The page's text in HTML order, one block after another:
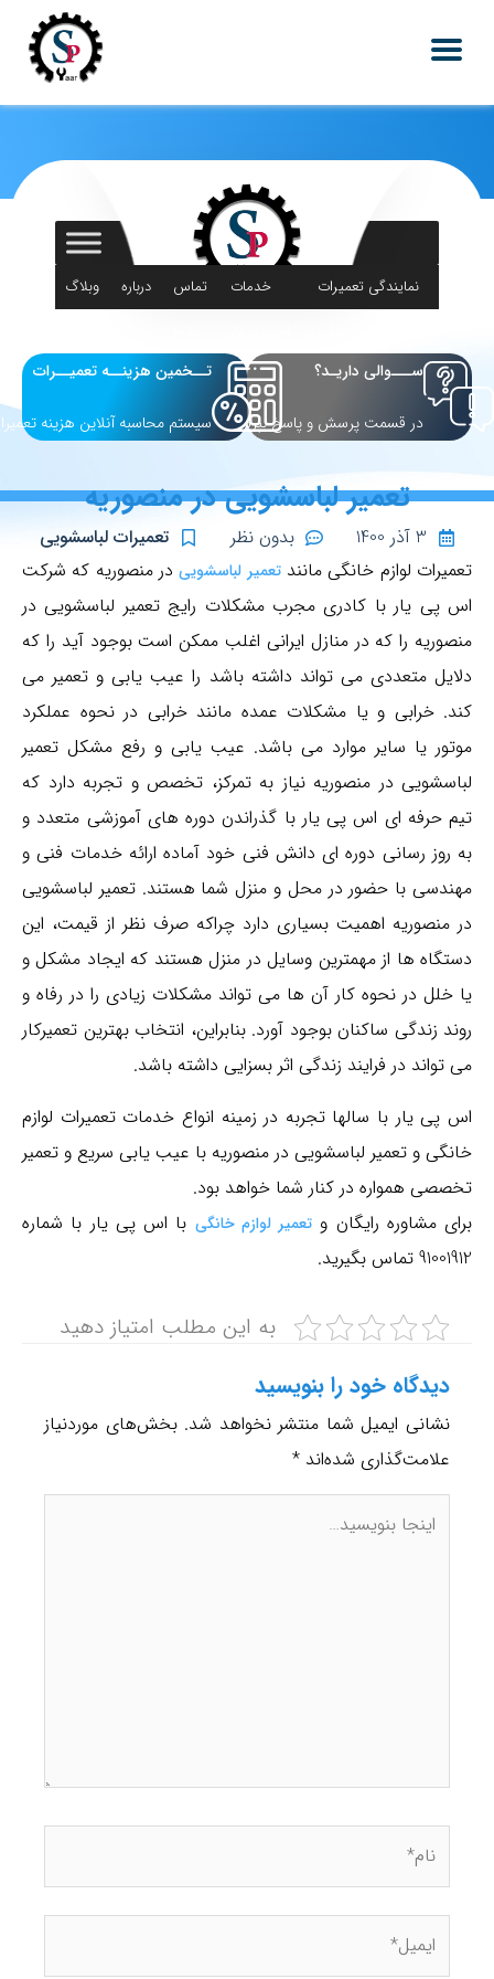
نمایندگی تعمیرات
خدمات
تماس
درباره
وبلاگ
ســـوالی داریـد؟
در قسمت پرسش و پاسخ بپرسید
تــخمین هزینــه تعمیــرات
سیستم محاسبه آنلاین هزینه
تعمیر لباسشویی در منصوریه
3 آذر 1400 بدون نظر
تعمیرات لباسشویی
تعمیرات لوازم خانگی مانندتعمیر لباسشوییدر منصوریه که شرکت
اس پی یار با کادری مجرب مشکلات رایج تعمیر لباسشویی در
منصوریه را که در منازل ایرانی اغلب ممکن است بوجود آید را که
دلایل متعددی می تواند داشته باشد را عیب یابی و تعمیر می
کند. خرابی و یا مشکلات عمده مانند خرابی در نحوه عملکرد
موتور یا سایر موارد می باشد. عیب یابی و رفع مشکل تعمیر
لباسشویی در منصوریه نیاز به تمرکز، تخصص و تجربه دارد که
تیم حرفه ای اس پی یار با گذراندن دوره های آموزشی متعدد و
به روز رسانی دوره ای دانش فنی خود آماده ارائه خدمات فنی و
مهندسی با حضور در محل و منزل شما هستند. تعمیر لباسشویی
در منصوریه اهمیت بسیاری دارد چراکه صرف نظر از قیمت، این
دستگاه ها از مهمترین وسایل در منزل هستند که ایجاد مشکل و
یا خلل در نحوه کار آن ها می تواند مشکلات زیادی را در رفاه و
روند زندگی ساکنان بوجود آورد. بنابراین، انتخاب بهترین تعمیرکار
می تواند در فرایند زندگی اثر بسزایی داشته باشد.
فروش قطعات بصورت آنلاین
تعمیر ، سرویس و نصب با کادری مجرب و آموزش دیده
ما بهترین در کار خود هستیم و تضمین می دهیم در اسرع وقت و
کترین هزینه به شما خدمت رسانی کنیم.
22191254
09372222116
شرق تهران
77611203
09387777023
44447886
جهت دریافت خدمات نصب، سرویس و تعمیرات ماشین
آنلاین ثبت کرده و یا با ما تماس حاصل فرمایید تا در سریعترین
اس پی یار با سالها تجربه در زمینه انواع خدمات تعمیرات لوازم
خانگی و تعمیر لباسشویی در منصوریه با عیب یابی سریع و تعمیر
تخصصی همواره در کنار شما خواهد بود.
برای مشاوره رایگان و تعمیر لوازم خانگی با اس پی یار با شماره
91001912 تماس بگیرید.
به این مطلب امتیاز دهید
دیدگاه‌ خود را بنویسید
نشانی ایمیل شما منتشر نخواهد شد. بخش‌های موردنیاز
علامت‌گذاری شده‌اند *